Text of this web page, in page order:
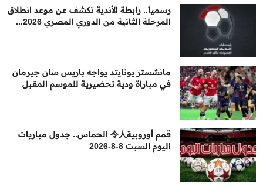
رسمياً.. رابطة الأندية تكشف عن موعد انطلاق
المرحلة الثانية من الدوري المصري 2026...
مانشستر يونايتد يواجه باريس سان جيرمان
في مباراة ودية تحضيرية للموسم المقبل
قمم أوروبية令人 الحماس.. جدول مباريات
اليوم السبت 8-8-2026